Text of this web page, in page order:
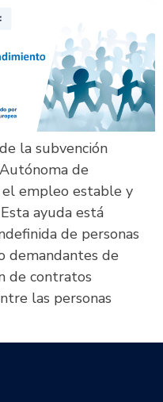
la subvención
de
empleo estable y
ayuda está
de personas
demandantes de
de contratos
las personas